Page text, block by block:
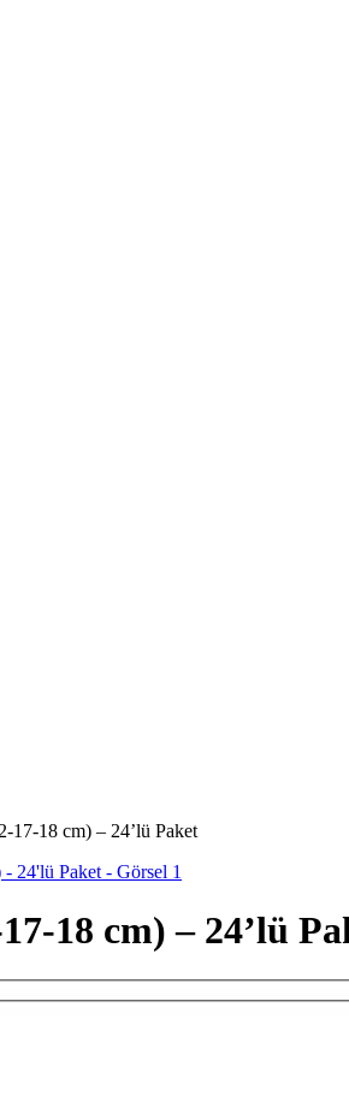
17-18 cm) – 24’lü Paket
18 cm) – 24’lü